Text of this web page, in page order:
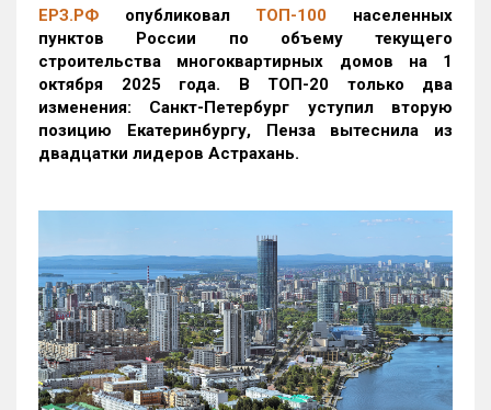
ЕРЗ.РФ опубликовал ТОП-100 населенных
пунктов России по объему текущего
строительства многоквартирных домов на 1
октября 2025 года. В ТОП-20 только два
изменения: Санкт-Петербург уступил вторую
позицию Екатеринбургу, Пенза вытеснила из
двадцатки лидеров Астрахань.